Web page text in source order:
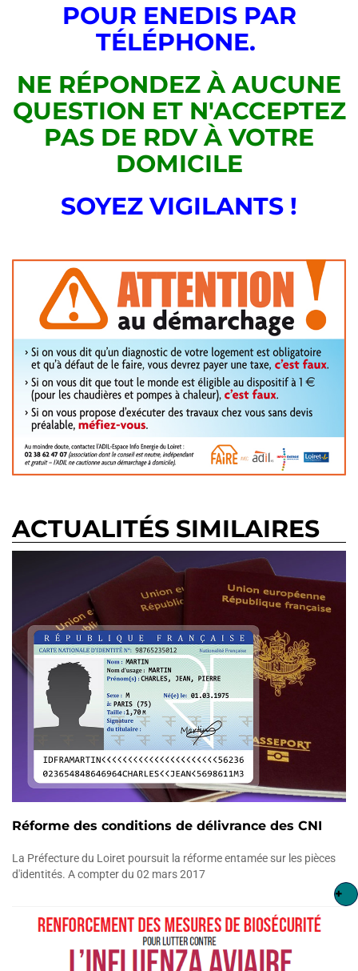
POUR ENEDIS PAR
TÉLÉPHONE.
NE RÉPONDEZ À AUCUNE
QUESTION ET N'ACCEPTEZ
PAS DE RDV À VOTRE
DOMICILE
SOYEZ VIGILANTS !
ACTUALITÉS SIMILAIRES
Réforme des conditions de délivrance des CNI
La Préfecture du Loiret poursuit la réforme entamée sur les pièces
d'identités. A compter du 02 mars 2017
+